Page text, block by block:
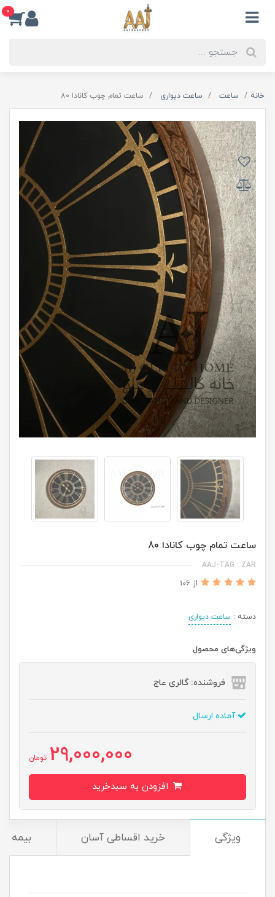
0
خانه ساعت ساعت دیواری ساعت تمام چوب کانادا 80
ساعت تمام چوب کانادا 80
AAJ-TAG : ZAR
از 106
دسته : ساعت دیواری
ویژگی‌های محصول
فروشنده: گالری عاج
آماده ارسال
29,000,000 تومان
ویژگی خرید اقساطی آسان بیمه